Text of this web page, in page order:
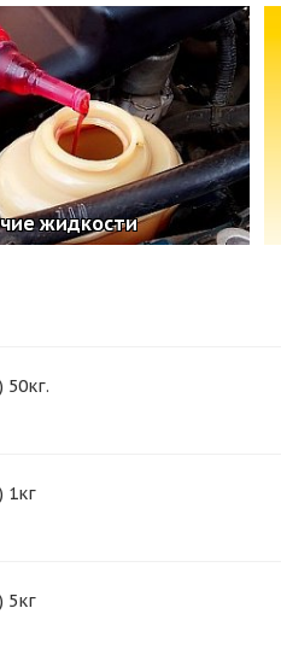
жидкости
1кг
5кг